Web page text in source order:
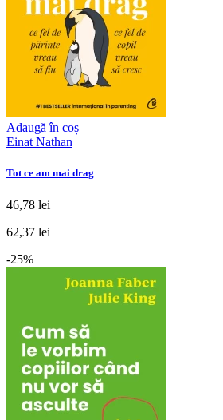
Adaugă în coș
Einat Nathan
Tot ce am mai drag
46,78 lei
62,37 lei
-25%